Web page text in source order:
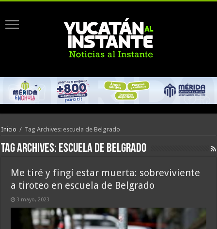
Inicio / Tag Archives: escuela de Belgrado
Tag Archives: escuela de Belgrado
Me tiré y fingí estar muerta: sobreviviente
a tiroteo en escuela de Belgrado
3 mayo, 2023